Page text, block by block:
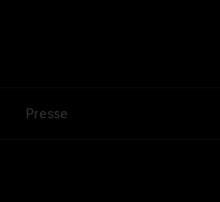
Presse